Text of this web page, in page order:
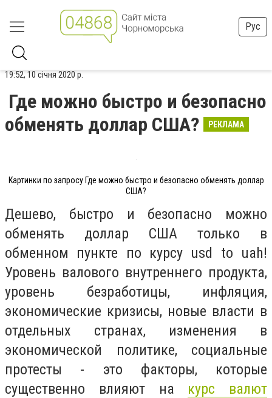
Рус
19:52, 10 січня 2020 р.
Где можно быстро и безопасно
обменять доллар США?
РЕКЛАМА
Картинки по запросу Где можно быстро и безопасно обменять доллар
США?
Дешево, быстро и безопасно можно
обменять доллар США только в
обменном пункте по курсу usd to uah!
Уровень валового внутреннего продукта,
уровень безработицы, инфляция,
экономические кризисы, новые власти в
отдельных странах, изменения в
экономической политике, социальные
протесты - это факторы, которые
существенно влияют на курс валют